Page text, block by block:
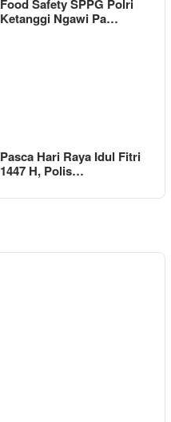
Food Safety SPPG Polri
Ketanggi Ngawi Pa…
Pasca Hari Raya Idul Fitri
1447 H, Polis…